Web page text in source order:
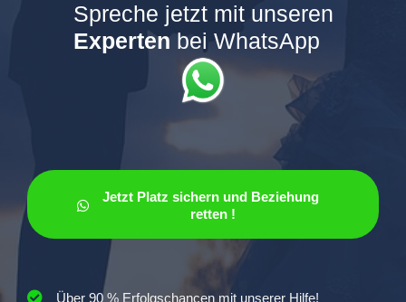
Spreche jetztmit unseren
Experten bei WhatsApp
Jetzt Platz sichern und Beziehung
retten !
Über 90 % Erfolgschancen mit unserer Hilfe!